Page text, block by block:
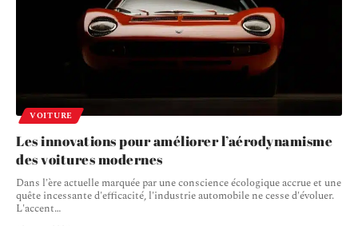
VOITURE
Les innovations pour améliorer l’aérodynamisme
des voitures modernes
Dans l'ère actuelle marquée par une conscience écologique accrue et une
quête incessante d'efficacité, l'industrie automobile ne cesse d'évoluer.
L'accent…